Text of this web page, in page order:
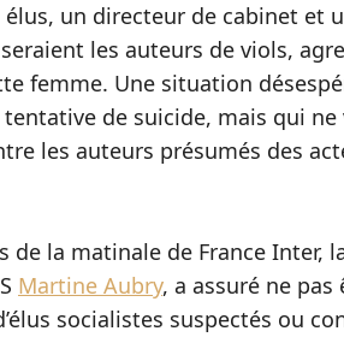
élus, un directeur de cabinet et
les auteurs de viols,
femme. Une situation
de suicide, mais qui ne
les auteurs présumés des
la matinale de France Inter,
Martine Aubry, a assuré ne pas
socialistes suspectés ou